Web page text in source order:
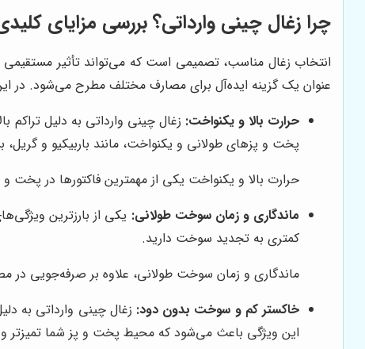
چرا زغال چینی وارداتی؟ بررسی مزایای
انتخاب زغال مناسب، تصمیمی است که می‌تواند تأثیر
عنوان یک گزینه ایده‌آل برای مصارف مختلف مطرح می‌شود. در
حرارت بالا و یکنواخت: زغال چینی وارداتی به دلیل تراکم
پخت و پزهای طولانی و یکنواخت، مانند باربیکیو و
حرارت بالا و یکنواخت یکی از مهمترین فاکتورها در
ماندگاری و زمان سوخت طولانی: یکی از بارزترین
کمتری به تجدید سوخت دارید.
ماندگاری و زمان سوخت طولانی، علاوه بر صرفه‌جویی در
خاکستر کم و سوخت بدون دود: زغال چینی وارداتی به
این ویژگی باعث می‌شود که محیط پخت و پز شما تمیزتر و